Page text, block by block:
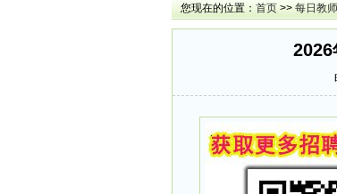
您现在的位置： 首页 >> 每日教
2026